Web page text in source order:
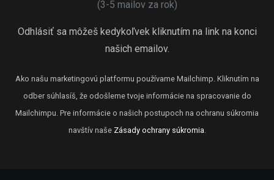
(3-5 mailov za rok)
Odhlásiť sa môžeš kedykoľvek kliknutím na link na konci
našich emailov.
Ako našu marketingovú platformu používame Mailchimp. Kliknutím na
odber súhlasíš, že odošleme tvoje informácie na spracovanie do
Mailchimpu. Pre informácie o našich postupoch na ochranu súkromia
navštív naše Zásady ochrany súkromia